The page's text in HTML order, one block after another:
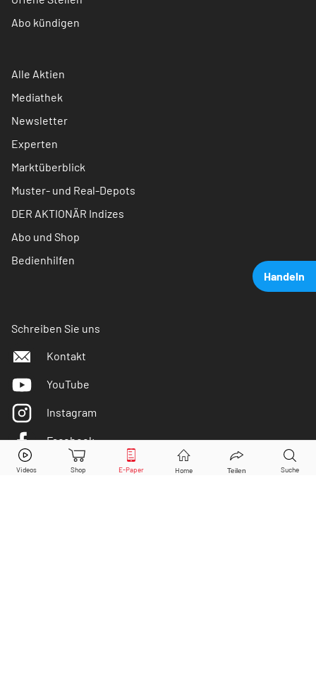
Handeln
Mayr-MelnhofAktie jetzt handeln?
Abo kündigen
Alle Aktien
Mediathek
Newsletter
Experten
Marktüberblick
Muster- und Real-Depots
DER AKTIONÄR Indizes
Abo und Shop
Bedienhilfen
Schreiben Sie uns
Kontakt
YouTube
Instagram
Facebook
Twitter